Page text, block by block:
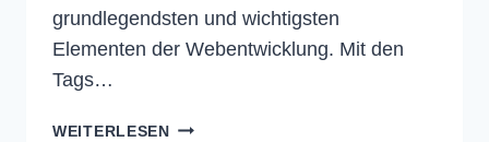
grundlegendsten und wichtigsten
Elementen der Webentwicklung. Mit den
Tags…
WEITERLESEN DIE